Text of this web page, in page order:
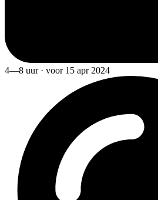
4—8 uur · voor 15 apr 2024